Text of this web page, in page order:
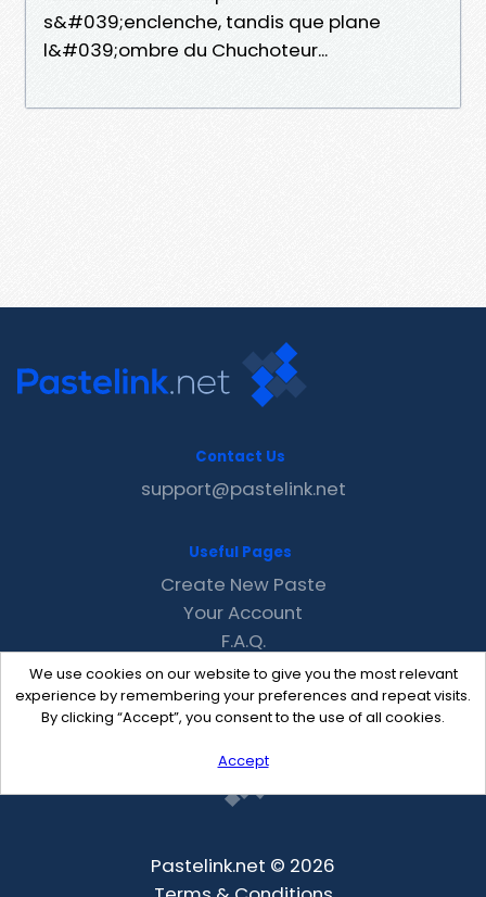
s&#039;enclenche, tandis que plane
l&#039;ombre du Chuchoteur...
We use cookies on our website to give you the most relevant
experience by remembering your preferences and repeat visits.
By clicking “Accept”, you consent to the use of all cookies.
Accept
Contact Us
support@pastelink.net
Useful Pages
Create New Paste
Your Account
F.A.Q.
Recent
Contact
Pastelink.net © 2026